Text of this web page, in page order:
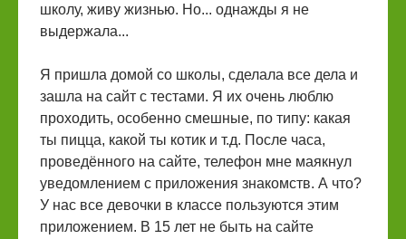
школу, живу жизнью. Но... однажды я не
выдержала...
Я пришла домой со школы, сделала все дела и
зашла на сайт с тестами. Я их очень люблю
проходить, особенно смешные, по типу: какая
ты пицца, какой ты котик и т.д. После часа,
проведённого на сайте, телефон мне маякнул
уведомлением с приложения знакомств. А что?
У нас все девочки в классе пользуются этим
приложением. В 15 лет не быть на сайте